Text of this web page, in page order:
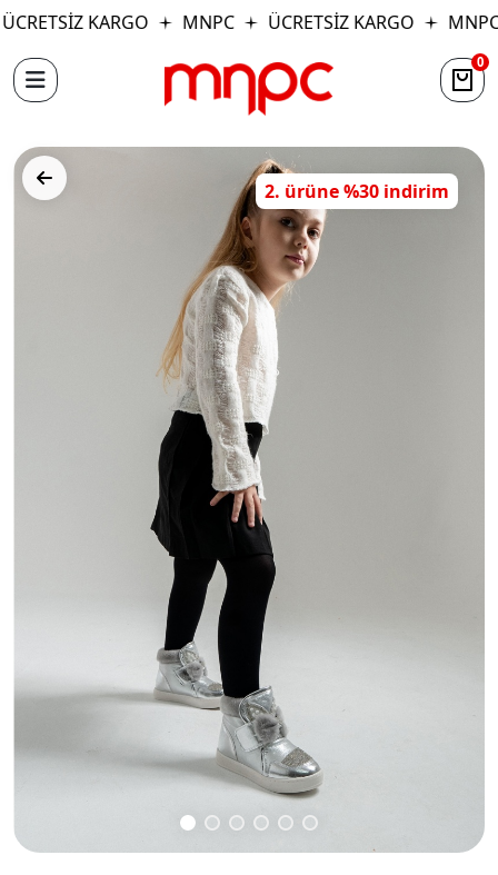
KARGO MNPC ÜCRETSİZ KARGO MNPC
0
2. ürüne %30 indirim